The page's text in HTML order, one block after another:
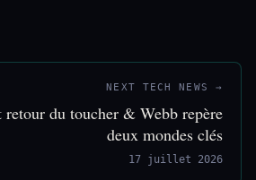
NEXT TECH NEWS →
du toucher & Webb repère
deux mondes clés
17 juillet 2026